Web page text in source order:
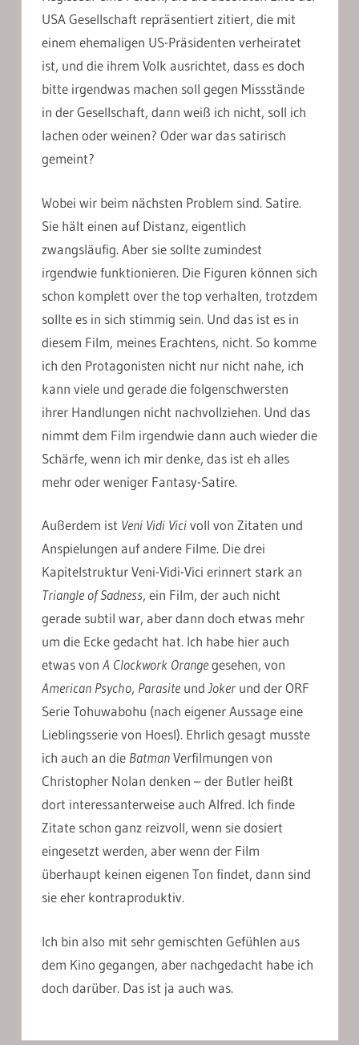
USA Gesellschaft repräsentiert zitiert, die mit
einem ehemaligen US-Präsidenten verheiratet
ist, und die ihrem Volk ausrichtet, dass es doch
bitte irgendwas machen soll gegen Missstände
in der Gesellschaft, dann weiß ich nicht, soll ich
lachen oder weinen? Oder war das satirisch
gemeint?
Wobei wir beim nächsten Problem sind. Satire.
Sie hält einen auf Distanz, eigentlich
zwangsläufig. Aber sie sollte zumindest
irgendwie funktionieren. Die Figuren können sich
schon komplett over the top verhalten, trotzdem
sollte es in sich stimmig sein. Und das ist es in
diesem Film, meines Erachtens, nicht. So komme
ich den Protagonisten nicht nur nicht nahe, ich
kann viele und gerade die folgenschwersten
ihrer Handlungen nicht nachvollziehen. Und das
nimmt dem Film irgendwie dann auch wieder die
Schärfe, wenn ich mir denke, das ist eh alles
mehr oder weniger Fantasy-Satire.
Außerdem ist Veni Vidi Vicivoll von Zitaten und
Anspielungen auf andere Filme. Die drei
Kapitelstruktur Veni-Vidi-Vici erinnert stark an
Triangle of Sadness, ein Film, der auch nicht
gerade subtil war, aber dann doch etwas mehr
um die Ecke gedacht hat. Ich habe hier auch
etwas von A Clockwork Orangegesehen, von
American Psycho, ParasiteundJoker und der ORF
Serie Tohuwabohu (nach eigener Aussage eine
Lieblingsserie von Hoesl). Ehrlich gesagt musste
ich auch an die BatmanVerfilmungen von
Christopher Nolan denken – der Butler heißt
dort interessanterweise auch Alfred. Ich finde
Zitate schon ganz reizvoll, wenn sie dosiert
eingesetzt werden, aber wenn der Film
überhaupt keinen eigenen Ton findet, dann sind
sie eher kontraproduktiv.
Ich bin also mit sehr gemischten Gefühlen aus
dem Kino gegangen, aber nachgedacht habe ich
doch darüber. Das ist ja auch was.